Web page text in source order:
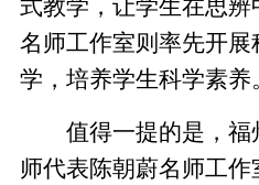
名师工作室则率先开
学，培养学生科学素养。
值得一提的是，
师代表陈朝蔚名师工